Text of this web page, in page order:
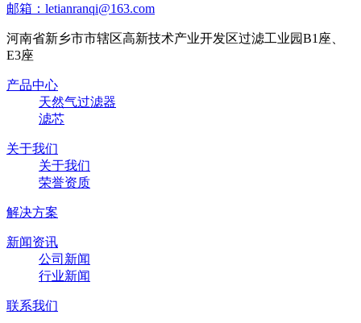
邮箱：letianranqi@163.com
河南省新乡市市辖区高新技术产业开发区过滤工业园B1座、
E3座
产品中心
天然气过滤器
滤芯
关于我们
关于我们
荣誉资质
解决方案
新闻资讯
公司新闻
行业新闻
联系我们